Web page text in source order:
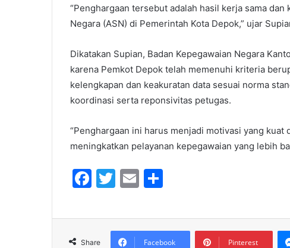
“Penghargaan tersebut adalah hasil kerja sama
Negara (ASN) di Pemerintah Kota Depok,” ujar
Dikatakan Supian, Badan Kepegawaian Negara
karena Pemkot Depok telah memenuhi kriteria
kelengkapan dan keakuratan data sesuai norma
koordinasi serta reponsivitas petugas.
“Penghargaan ini harus menjadi motivasi yang kuat
meningkatkan pelayanan kepegawaian yang lebih
F
c
e
T
itt
er
E
ai
l
ar
e
Share Facebook Pinterest